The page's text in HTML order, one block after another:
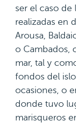
ser el caso de
realizadas en
Arousa,
o Cambados,
mar, tal y
fondos del
ocasiones, o
donde tuvo
marisqueros